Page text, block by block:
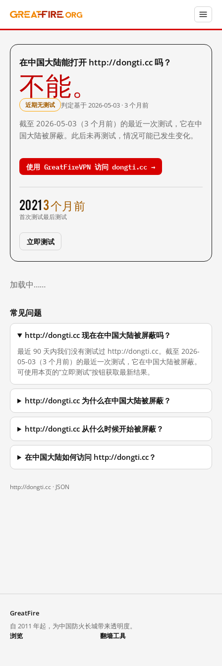
在中国大陆能打开 http://dongti.cc 吗？
不能。
近期无测试 判定基于 2026-05-03 · 3 个月前
截至 2026-05-03（3 个月前）的最近一次测试，它在中
国大陆被屏蔽。此后未再测试，情况可能已发生变化。
使用 GreatFireVPN 访问 dongti.cc →
2021
首次测试
3 个月前
最后测试
立即测试
加载中……
常见问题
http://dongti.cc 现在在中国大陆被屏蔽吗？
最近 90 天内我们没有测试过 http://dongti.cc。截至 2026-
05-03（3 个月前）的最近一次测试，它在中国大陆被屏蔽。
可使用本页的“立即测试”按钮获取最新结果。
http://dongti.cc 为什么在中国大陆被屏蔽？
http://dongti.cc 从什么时候开始被屏蔽？
在中国大陆如何访问 http://dongti.cc？
http://dongti.cc · JSON
GreatFire
自 2011 年起，为中国防火长城带来透明度。
浏览
翻墙工具